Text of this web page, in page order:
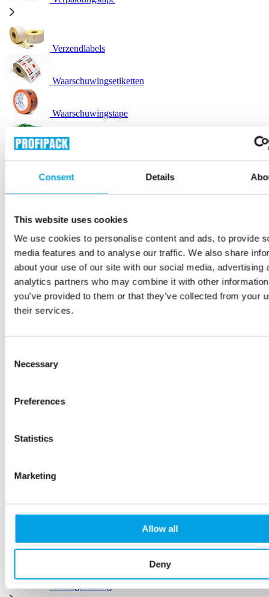
Consent Details
This website uses cookies
We use cookies to personalise content and ads, to provide
media features and to analyse our traffic. We also share
about your use of our site with our social media, advertising
analytics partners who may combine it with other
you’ve provided to them or that they’ve collected from your
their services.
Selection
Necessary
Preferences
Statistics
Marketing
Allow all
Deny
Verzendlabels
Waarschuwingsetiketten
Waarschuwingstape
Aanhangwagennetten
Pallets
Ladingzekering
Palletfolie
Sjorbanden
Beschermhoezen
Beschermingsmateriaal verhuizen
Inpakpapier verhuizen